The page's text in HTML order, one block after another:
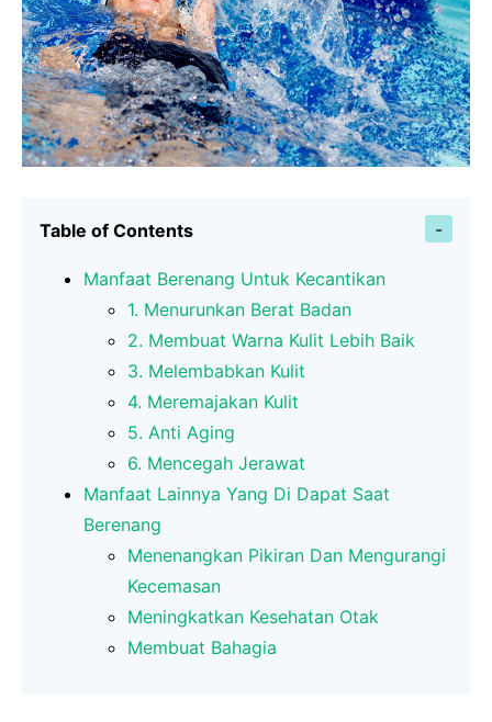
Table of Contents
Manfaat Berenang Untuk Kecantikan
1. Menurunkan Berat Badan
2. Membuat Warna Kulit Lebih Baik
3. Melembabkan Kulit
4. Meremajakan Kulit
5. Anti Aging
6. Mencegah Jerawat
Manfaat Lainnya Yang Di Dapat Saat
Berenang
Menenangkan Pikiran Dan Mengurangi
Kecemasan
Meningkatkan Kesehatan Otak
Membuat Bahagia